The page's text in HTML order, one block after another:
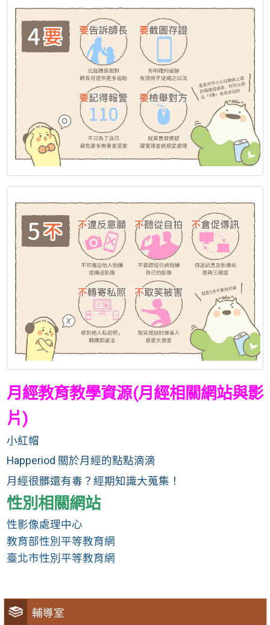
輔導室
月經教育教學資源(月經相關網站與影
片)
小紅帽
Happeriod 關於月經的點點滴滴
月經很髒還有毒？經期知識大蒐集！
性別相關網站
性影像處理中心
教育部性別平等教育網
臺北市性別平等教育網